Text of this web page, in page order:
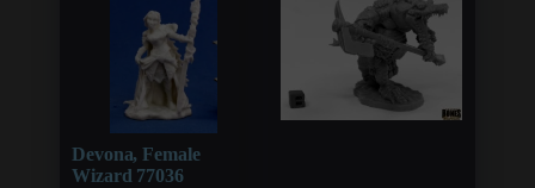
Devona, Female
Wizard 77036